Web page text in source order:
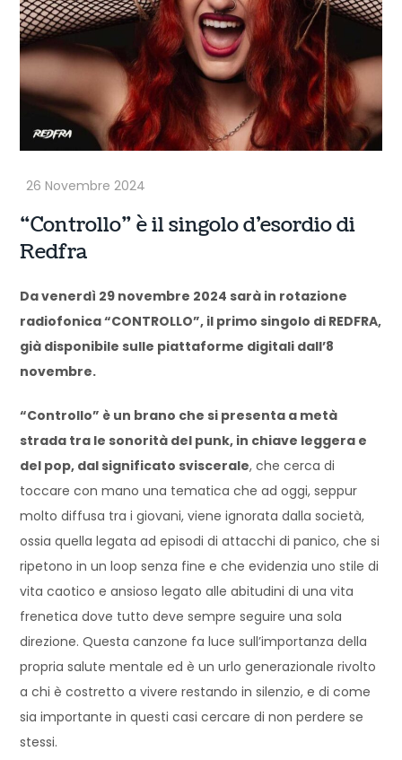
“Controllo” è il singolo d’esordio di
Redfra
Da venerdì 29 novembre 2024 sarà in rotazione
radiofonica “CONTROLLO”, il primo singolo di REDFRA,
già disponibile sulle piattaforme digitali dall’8
novembre.
“Controllo” è un brano che si presenta a metà
strada tra le sonorità del punk, in chiave leggera e
del pop, dal significato sviscerale, che cerca di
toccare con mano una tematica che ad oggi, seppur
molto diffusa tra i giovani, viene ignorata dalla società,
ossia quella legata ad episodi di attacchi di panico, che si
ripetono in un loop senza fine e che evidenzia uno stile di
vita caotico e ansioso legato alle abitudini di una vita
frenetica dove tutto deve sempre seguire una sola
direzione. Questa canzone fa luce sull’importanza della
propria salute mentale ed è un urlo generazionale rivolto
a chi è costretto a vivere restando in silenzio, e di come
sia importante in questi casi cercare di non perdere se
stessi.